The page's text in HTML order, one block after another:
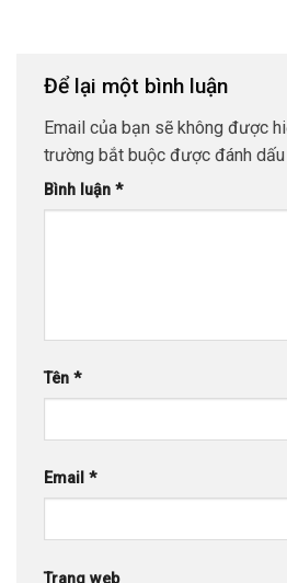
Để lại một bình luận
Email của bạn sẽ không được
trường bắt buộc được đánh dấu
Bình luận *
Tên *
Email *
Trang web